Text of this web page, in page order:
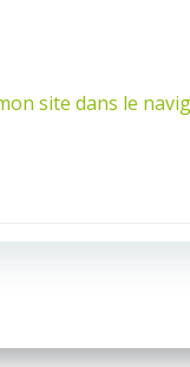
site dans le